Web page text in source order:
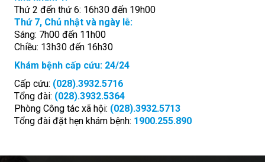
Thứ 2 đến thứ 6: 16h30 đến 19h00
Thứ 7, Chủ nhật và ngày lễ:
Sáng: 7h00 đến 11h00
Chiều: 13h30 đến 16h30
Khám bệnh cấp cứu: 24/24
Cấp cứu: (028).3932.5716
Tổng đài: (028).3932.5364
Phòng Công tác xã hội: (028).3932.5713
Tổng đài đặt hẹn khám bệnh: 1900.255.890